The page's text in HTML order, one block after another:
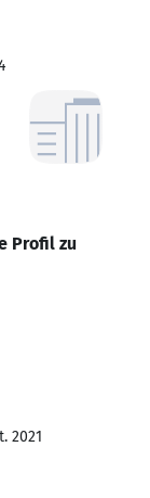
Profil zu
2021